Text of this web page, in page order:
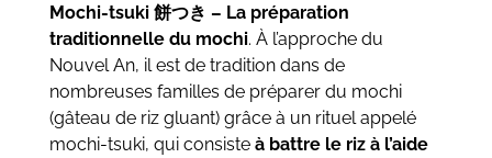
Mochi-tsuki 餅つき – La préparation
traditionnelle du mochi. À l’approche du
Nouvel An, il est de tradition dans de
nombreuses familles de préparer du mochi
(gâteau de riz gluant) grâce à un rituel appelé
mochi-tsuki, qui consisteà battre le riz à l’aide